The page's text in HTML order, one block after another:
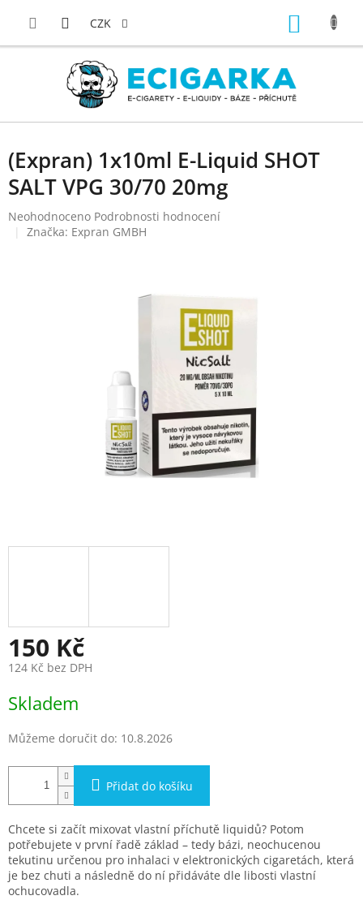
CZK
(Expran) 1x10ml E-Liquid SHOT
SALT VPG 30/70 20mg
Průměrné
hodnocení
Neohodnoceno Podrobnosti hodnocení
Značka: Expran GMBH
150 Kč
124 Kč bez DPH
cena:
Skladem
Můžeme doručit do: 10.8.2026
Přidat do košíku
Chcete si začít mixovat vlastní příchutě liquidů? Potom
potřebujete v první řadě základ – tedy bázi, neochucenou
tekutinu určenou pro inhalaci v elektronických cigaretách, která
je bez chuti a následně do ní přidáváte dle libosti vlastní
ochucovadla.